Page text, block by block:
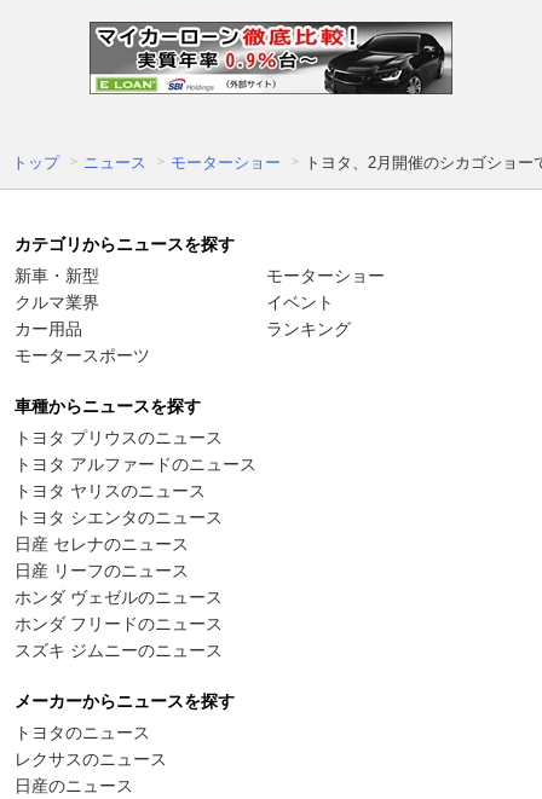
トップ ニュース モーターショー トヨタ、2月開催のシカゴショ
カテゴリからニュースを探す
新車・新型
クルマ業界
カー用品
モータースポーツ
モーターショー
イベント
ランキング
車種からニュースを探す
トヨタ プリウスのニュース
トヨタ アルファードのニュース
トヨタ ヤリスのニュース
トヨタ シエンタのニュース
日産 セレナのニュース
日産 リーフのニュース
ホンダ ヴェゼルのニュース
ホンダ フリードのニュース
スズキ ジムニーのニュース
メーカーからニュースを探す
トヨタのニュース
レクサスのニュース
日産のニュース